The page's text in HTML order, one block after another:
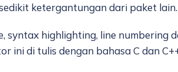
ketergantungan dari paket lain.
highlighting, line numbering
ini di tulis dengan bahasa C dan